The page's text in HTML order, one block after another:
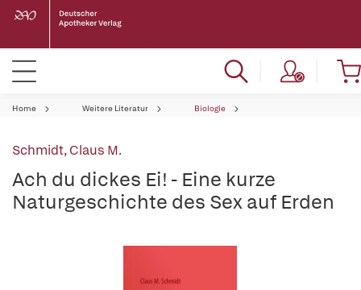
Home Weitere Literatur Biologie
Schmidt, Claus M.
Ach du dickes Ei! - Eine kurze
Naturgeschichte des Sex auf Erden